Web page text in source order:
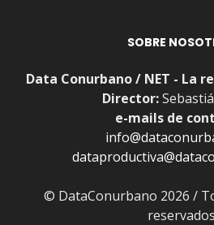
SOBRE
Data Conurbano / NET - La
Director:
e-mails de
© DataConurbano 2026 /
reservados